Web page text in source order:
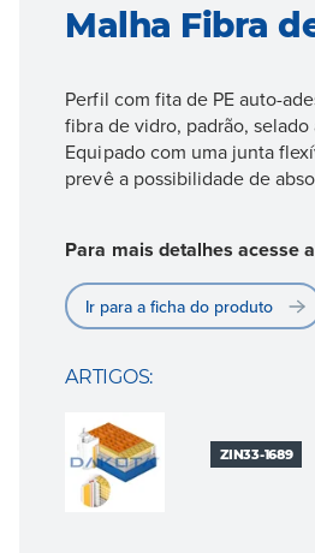
Malha Fibra
Perfil com fita de PE auto-
fibra de vidro, padrão,
Equipado com uma junta
prevê a possibilidade de
Para mais detalhes acesse
Ir para a ficha do produto
ARTIGOS:
ZIN33-1689